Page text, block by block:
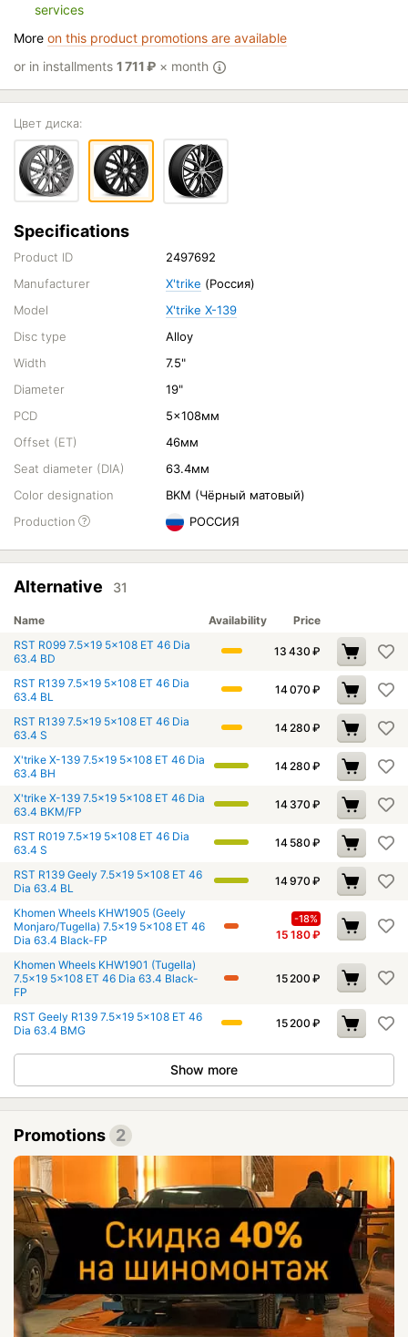
services
More on this product promotions are available
or in installments 1 711₽ × month
Цвет диска:
Specifications
Product ID
2497692
Manufacturer
X'trike (Россия)
Model
X'trike X-139
Disc type
Alloy
Width
7.5"
Diameter
19"
PCD
5x108мм
Offset (ET)
46мм
Seat diameter (DIA)
63.4мм
Color designation
BKM (Чёрный матовый)
Production
РОССИЯ
Alternative 31
Name Availability
Price
RST R099 7.5x19 5x108 ET 46 Dia
63.4 BD
13 430 ₽
RST R139 7.5x19 5x108 ET 46 Dia
63.4 BL
14 070 ₽
RST R139 7.5x19 5x108 ET 46 Dia
63.4 S
14 280 ₽
X'trike X-139 7.5x19 5x108 ET 46 Dia
63.4 BH
14 280 ₽
X'trike X-139 7.5x19 5x108 ET 46 Dia
63.4 BKM/FP
14 370 ₽
RST R019 7.5x19 5x108 ET 46 Dia
63.4 S
14 580 ₽
RST R139 Geely 7.5x19 5x108 ET 46
Dia 63.4 BL
14 970 ₽
Khomen Wheels KHW1905 (Geely
Monjaro/Tugella) 7.5x19 5x108 ET 46
Dia 63.4 Black-FP
-18%
15 180₽
Khomen Wheels KHW1901 (Tugella)
7.5x19 5x108 ET 46 Dia 63.4 Black-
FP
15 200 ₽
RST Geely R139 7.5x19 5x108 ET 46
Dia 63.4 BMG
15 200 ₽
Show more
Promotions 2